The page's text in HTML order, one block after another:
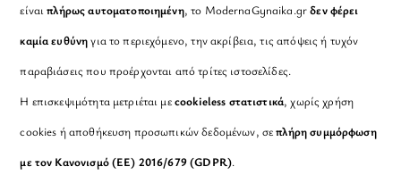
είναιπλήρως αυτοματοποιημένη, το ModernaGynaika.grδεν φέρει
καμία ευθύνηγια το περιεχόμενο, την ακρίβεια, τις απόψεις ή τυχόν
παραβιάσεις που προέρχονται από τρίτες ιστοσελίδες.
Η επισκεψιμότητα μετριέται μεcookieless στατιστικά, χωρίς χρήση
cookies ή αποθήκευση προσωπικών δεδομένων, σεπλήρη συμμόρφωση
με τον Κανονισμό (ΕΕ) 2016/679 (GDPR).